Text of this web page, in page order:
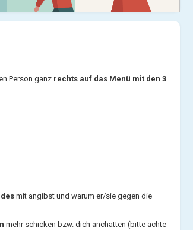
Person ganz rechts auf das Menü mit den 3
mit angibst und warum er/sie gegen die
mehr schicken bzw. dich anchatten (bitte achte